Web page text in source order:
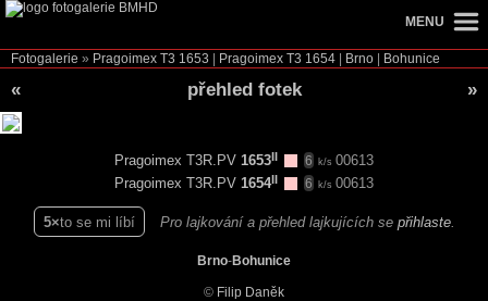
Fotogalerie » Pragoimex T3 1653 Pragoimex T3 1654 Brno Bohunice
« přehled fotek »
Pragoimex T3R.PV 1653 6 k/s 00613
Pragoimex T3R.PV 1654 6 k/s 00613
5 to se mi líbí Pro lajkování a přehled lajkujících se přihlaste.
Brno-Bohunice
© Filip Daněk
MENU